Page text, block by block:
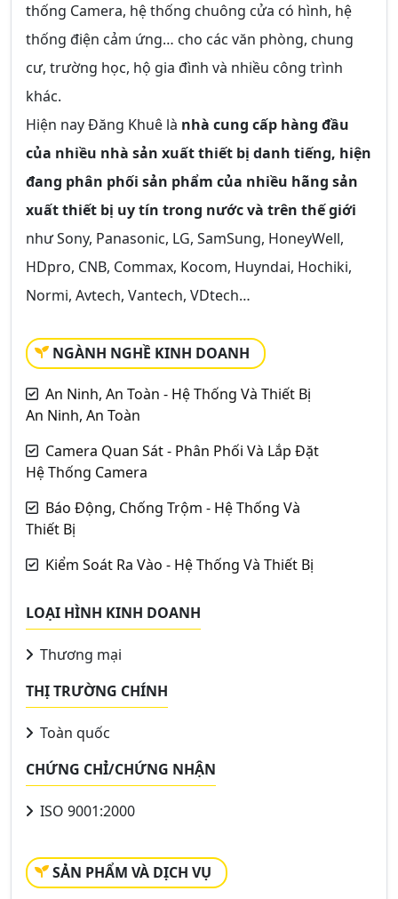
thống Camera, hệ thống chuông cửa có hình, hệ
thống điện cảm ứng… cho các văn phòng, chung
cư, trường học, hộ gia đình và nhiều công trình
khác.
Hiện nay Đăng Khuê là nhà cung cấp hàng đầu
của nhiều nhà sản xuất thiết bị danh tiếng, hiện
đang phân phối sản phẩm của nhiều hãng sản
xuất thiết bị uy tín trong nước và trên thế giới
như Sony, Panasonic, LG, SamSung, HoneyWell,
HDpro, CNB, Commax, Kocom, Huyndai, Hochiki,
Normi, Avtech, Vantech, VDtech…
NGÀNH NGHỀ KINH DOANH
An Ninh, An Toàn - Hệ Thống Và Thiết Bị
An Ninh, An Toàn
Camera Quan Sát - Phân Phối Và Lắp Đặt
Hệ Thống Camera
Báo Động, Chống Trộm - Hệ Thống Và
Thiết Bị
Kiểm Soát Ra Vào - Hệ Thống Và Thiết Bị
LOẠI HÌNH KINH DOANH
Thương mại
THỊ TRƯỜNG CHÍNH
Toàn quốc
CHỨNG CHỈ/CHỨNG NHẬN
ISO 9001:2000
SẢN PHẨM VÀ DỊCH VỤ